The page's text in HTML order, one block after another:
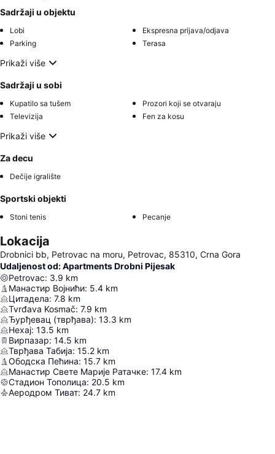
Sadržaji u objektu
Lobi
Ekspresna prijava/odjava
Parking
Terasa
Prikaži više
Sadržaji u sobi
Kupatilo sa tušem
Prozori koji se otvaraju
Televizija
Fen za kosu
Prikaži više
Za decu
Dečije igralište
Sportski objekti
Stoni tenis Pecanje
Lokacija
Drobnici bb, Petrovac na moru, Petrovac, 85310, Crna Gora
Udaljenost od: Apartments Drobni Pijesak
Petrovac: 3.9 km
Манастир Војнићи: 5.4 km
Цитадела: 7.8 km
Tvrđava Kosmač: 7.9 km
Ђурђевац (тврђава): 13.3 km
Нехај: 13.5 km
Вирпазар: 14.5 km
Тврђава Табија: 15.2 km
Ободска Пећина: 15.7 km
Манастир Свете Марије Ратачке: 17.4 km
Стадион Тополица: 20.5 km
Аеродром Тиват: 24.7 km